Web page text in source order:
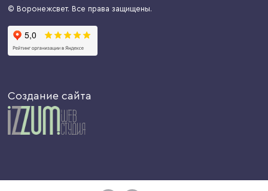
© Воронежсвет. Все права защищены.
Создание сайта